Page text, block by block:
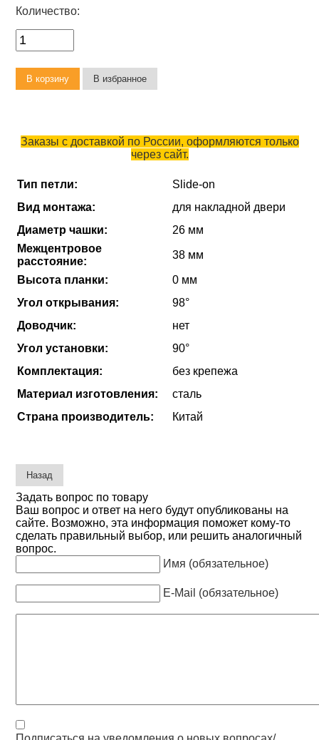
Количество:
Заказы с доставкой по России, оформляются только
через сайт.
Тип петли:
Slide-on
Вид монтажа:
для накладной двери
Диаметр чашки:
26 мм
Межцентровое
расстояние:
38 мм
Высота планки:
0 мм
Угол открывания:
98°
Доводчик:
нет
Угол установки:
90°
Комплектация:
без крепежа
Материал изготовления:
сталь
Страна производитель:
Китай
Задать вопрос по товару
Ваш вопрос и ответ на него будут опубликованы на
сайте. Возможно, эта информация поможет кому-то
сделать правильный выбор, или решить аналогичный
вопрос.
Имя (обязательное)
E-Mail (обязательное)